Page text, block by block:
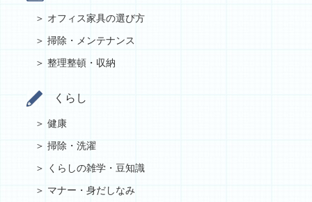
オフィス家具の選び方
掃除・メンテナンス
整理整頓・収納
くらし
健康
掃除・洗濯
くらしの雑学・豆知識
マナー・身だしなみ